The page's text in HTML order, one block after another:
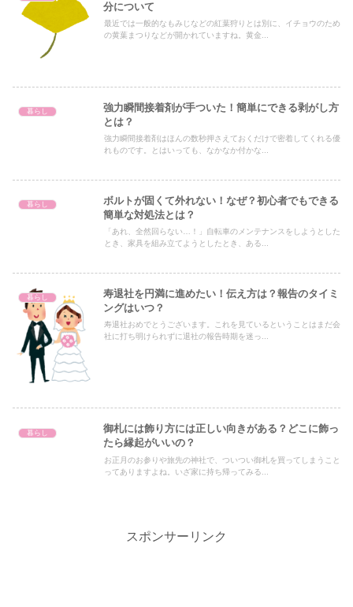
分について
最近では一般的なもみじなどの紅葉狩りとは別に、イチョウのため
の黄葉まつりなどが開かれていますね。黄金...
暮らし
強力瞬間接着剤が手ついた！簡単にできる剥がし方
とは？
強力瞬間接着剤はほんの数秒押さえておくだけで密着してくれる優
れものです。とはいっても、なかなか付かな...
暮らし
ボルトが固くて外れない！なぜ？初心者でもできる
簡単な対処法とは？
「あれ、全然回らない…！」自転車のメンテナンスをしようとした
とき、家具を組み立てようとしたとき、ある...
暮らし
寿退社を円満に進めたい！伝え方は？報告のタイミ
ングはいつ？
寿退社おめでとうございます。これを見ているということはまだ会
社に打ち明けられずに退社の報告時期を迷っ...
暮らし
御札には飾り方には正しい向きがある？どこに飾っ
たら縁起がいいの？
お正月のお参りや旅先の神社で、ついつい御札を買ってしまうこと
ってありますよね。いざ家に持ち帰ってみる...
スポンサーリンク